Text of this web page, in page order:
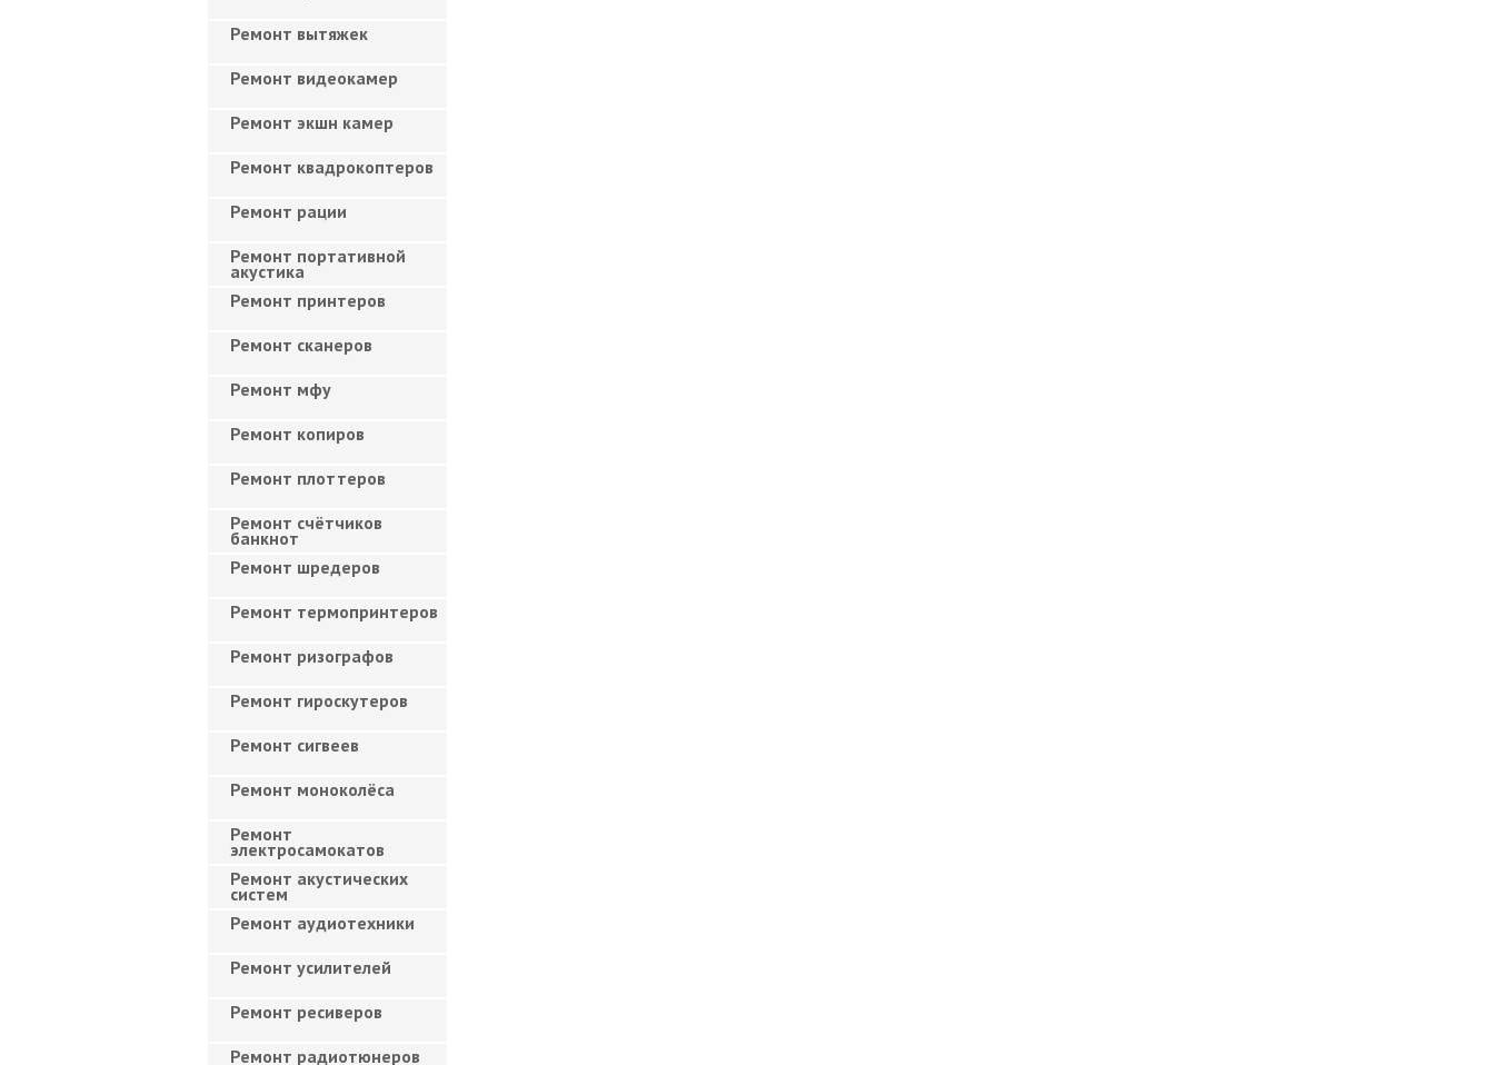
Ремонт вытяжек
Ремонт видеокамер
Ремонт экшн камер
Ремонт квадрокоптеров
Ремонт рации
Ремонт портативной
акустика
Ремонт принтеров
Ремонт сканеров
Ремонт мфу
Ремонт копиров
Ремонт плоттеров
Ремонт счётчиков
банкнот
Ремонт шредеров
Ремонт термопринтеров
Ремонт ризографов
Ремонт гироскутеров
Ремонт сигвеев
Ремонт моноколёса
Ремонт
электросамокатов
Ремонт акустических
систем
Ремонт аудиотехники
Ремонт усилителей
Ремонт ресиверов
Ремонт радиотюнеров